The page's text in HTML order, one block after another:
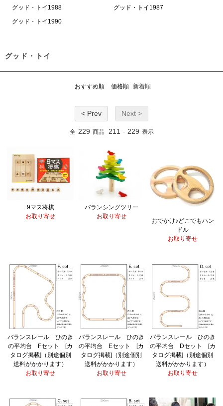
グッド・トイ1988
グッド・トイ1987
グッド・トイ1990
グッド・トイ
おすすめ順 価格順 新着順
< Prev Next >
全 229 商品 211 - 229 表示
9マス将棋
お取り寄せ
バランシングツリー
お取り寄せ
おでかけ♪どこでもハン
ドル
お取り寄せ
バランスレール ひのき
の平均台 Fセット [カ
タログ掲載]（別途個別
送料がかかります）
お取り寄せ
バランスレール ひのき
の平均台 Eセット [カ
タログ掲載]（別途個別
送料がかかります）
お取り寄せ
バランスレール ひのき
の平均台 Dセット [カ
タログ掲載]（別途個別
送料がかかります）
お取り寄せ